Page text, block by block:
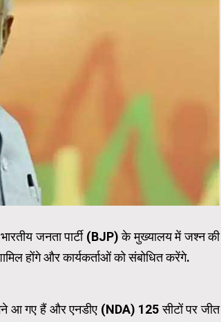
जनता पार्टी (BJP) के मुख्यालय में जश्न की
होंगे और कार्यकर्ताओं को संबोधित करेंगे.
आ गए हैं और एनडीए (NDA) 125 सीटों पर जीत